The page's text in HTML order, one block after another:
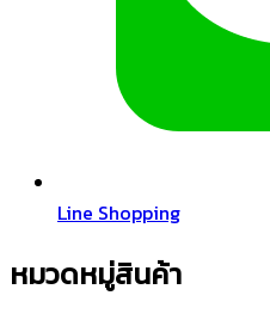
Line Shopping
หมวดหมู่สินค้า